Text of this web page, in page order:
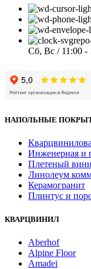
Сб, Вс / 11:00 -
НАПОЛЬНЫЕ
Инженерная и
Плетеный
Линолеум
Керамогранит
Плинтус и
КВАРЦВИНИЛ
Aberhof
Alpine Floor
Amadei